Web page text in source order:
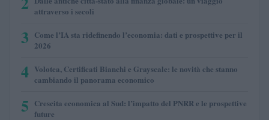
attraverso i secoli
3 Come l’IA sta ridefinendo l’economia: dati e prospettive per il
2026
4 Volotea, Certificati Bianchi e Grayscale: le novità che stanno
cambiando il panorama economico
5 Crescita economica al Sud: l’impatto del PNRR e le prospettive
future